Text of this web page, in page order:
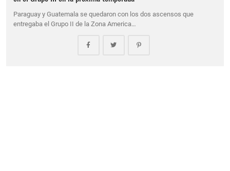
Paraguay y Guatemala se quedaron con los dos ascensos que
entregaba el Grupo II de la Zona America…